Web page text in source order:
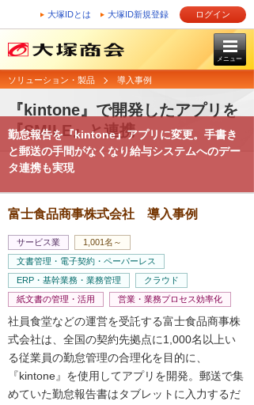
大塚IDとは 大塚ID新規登録 ログイン
メニュー
ソリューション・製品 導入事例
『kintone』で開発したアプリを
『SMILE』と連携
勤怠報告を『kintone』アプリに変更。手書き
と郵送の手間がなくなり給与システムへのデー
タ連携も実現
富士食品商事株式会社 導入事例
サービス業
1,001名～
文書管理・電子契約・ペーパーレス
ERP・基幹業務・業務管理
クラウド
紙文書の管理・活用
営業・業務プロセス効率化
社員食堂などの運営を受託する富士食品商事株
式会社は、全国の契約先拠点に1,000名以上い
る従業員の勤怠管理の合理化を目的に、
『kintone』を使用してアプリを開発。郵送で集
めていた勤怠報告書はタブレットに入力するだ